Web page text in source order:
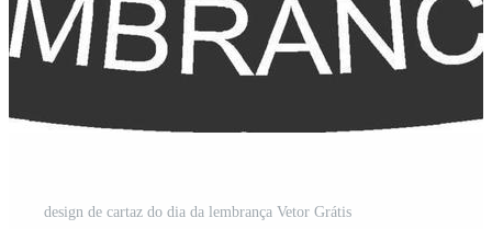
design de cartaz do dia da lembrança Vetor Grátis